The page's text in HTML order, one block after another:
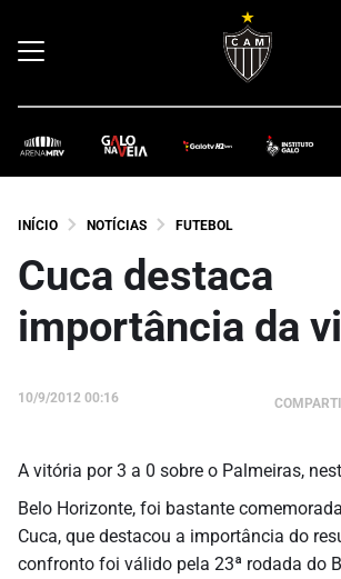
INÍCIO NOTÍCIAS FUTEBOL
Cuca destaca
importância da
10/9/2012 00:16
A vitória por 3 a 0 sobre o Palmeiras,
Belo Horizonte, foi bastante
Cuca, que destacou a importância do
confronto foi válido pela 23ª rodada do